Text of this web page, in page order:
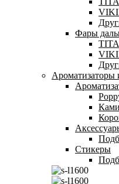
Фары
Ароматизаторы
Стикеры